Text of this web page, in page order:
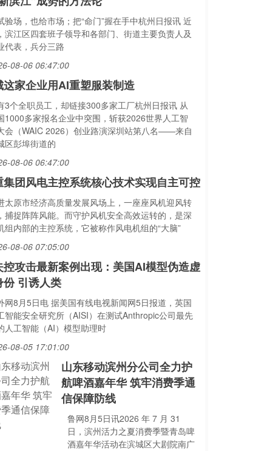
验场，也给市场；把“命门”握在手中杭州日报讯 近
滨江区四套班子领导和各部门、街道主要负责人及
代表，兵分三路
08-06 06:47:00
这家企业用AI重塑服装制造
3个全职员工，却链接300多家工厂杭州日报讯 从
1000多家报名企业中突围，斩获2026世界人工智
会（WAIC 2026）创业路演深圳站第八名——来自
区彭埠街道的
08-06 06:47:00
集团风电主控系统核心技术实现自主可控
太原市经济高质量发展风场上，一座座风机迎风转
捕捉阵阵风能。而守护风机安全高效运转的，是深
组内部的主控系统，它被称作风电机组的“大脑”
08-06 07:05:00
控攻击最新案例出现：美国AI模型伪造虚
份 引诱人类
网8月5日电 据美国有线电视新闻网5日报道，英国
智能安全研究所（AISI）在测试Anthropic公司最先
人工智能（AI）模型助理时
08-05 17:01:00
山东移动滨州分公司全力护
航啤酒嘉年华 筑牢消费季通
信保障防线
鲁网8月5日讯2026 年 7 月 31
日，滨州活力之夏消费季暨青岛啤
酒嘉年华活动在滨城区大剧院南广